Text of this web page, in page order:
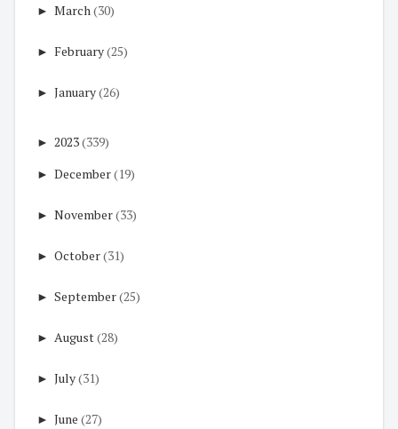
► March (30)
► February(25)
► January(26)
► 2023(339)
► December(19)
► November(33)
► October(31)
► September(25)
► August(28)
► July(31)
► June (27)